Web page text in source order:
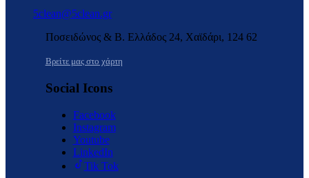
5clean@5clean.gr
Ποσειδώνος & Β. Ελλάδος 24, Χαϊδάρι, 124 62
Βρείτε μας στο χάρτη
Social Icons
Facebook
Instagram
Youtube
LinkedIn
Tik Tok